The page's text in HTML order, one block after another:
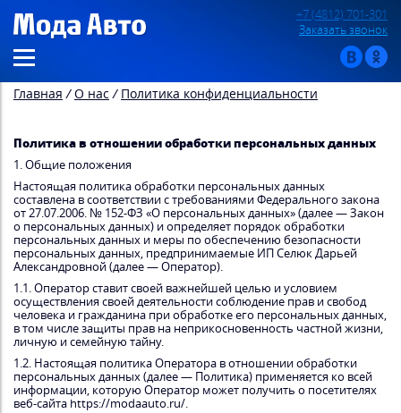
+7 (4812) 701-301
Заказать звонок
Главная / О нас / Политика конфиденциальности
Политика в отношении обработки персональных данных
1. Общие положения
Настоящая политика обработки персональных данных
составлена в соответствии с требованиями Федерального закона
от 27.07.2006. № 152-ФЗ «О персональных данных» (далее — Закон
о персональных данных) и определяет порядок обработки
персональных данных и меры по обеспечению безопасности
персональных данных, предпринимаемые ИП Селюк Дарьей
Александровной (далее — Оператор).
1.1. Оператор ставит своей важнейшей целью и условием
осуществления своей деятельности соблюдение прав и свобод
человека и гражданина при обработке его персональных данных,
в том числе защиты прав на неприкосновенность частной жизни,
личную и семейную тайну.
1.2. Настоящая политика Оператора в отношении обработки
персональных данных (далее — Политика) применяется ко всей
информации, которую Оператор может получить о посетителях
веб-сайта https://modaauto.ru/.